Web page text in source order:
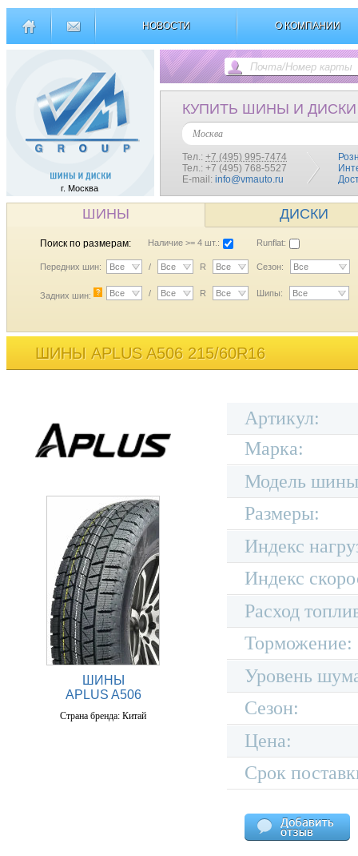
НОВОСТИ О КОМПАНИИ
г. Москва
КУПИТЬ ШИНЫ И ДИСКИ
Москва
Тел.: +7 (495) 995-7474
Тел.: +7 (495) 768-5527
E-mail: info@vmauto.ru
ШИНЫ ДИСКИ
Поиск по размерам: Наличие >= 4 шт.: Runflat:
Передних шин: Все / Все R Все Сезон: Все
Задних шин: ? Все / Все R Все Шипы: Все
ШИНЫ APLUS A506 215/60R16
ШИНЫ
APLUS A506
Страна бренда: Китай
Артикул:
Марка:
Модель
Размеры:
Индекс
Индекс
Расход
Торможение:
Уровень
Сезон:
Цена:
Срок